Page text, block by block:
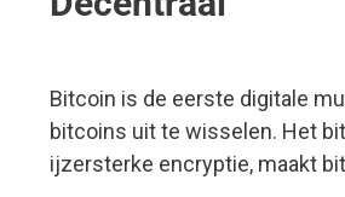
Bitcoin is de eerste digitale
bitcoins uit te wisselen. Het
ijzersterke encryptie, maakt